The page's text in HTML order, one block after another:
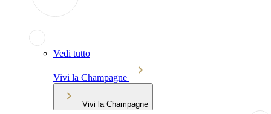
Vedi tutto
Vivi la Champagne
Vivi la Champagne